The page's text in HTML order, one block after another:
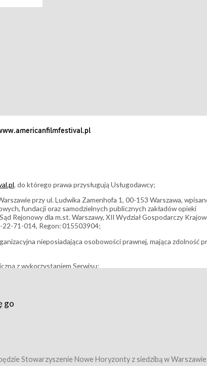
, do którego prawa przysługują Usługodawcy;
przy ul. Ludwika Zamenhofa 1, 00-153 Warszawa,
fundacji oraz samodzielnych publicznych zakładów opieki
Rejonowy dla m.st. Warszawy, XII Wydział Gospodarczy
22-71-014, Regon: 015503904;
nieposiadająca osobowości prawnej, mająca zdolność
z wykorzystaniem Serwisu;
i uprawniające do wzięcia udziału w Wydarzeniu,
i uprawniające do wzięcia udziału w Wydarzeniu,
do uczestnictwa w wielu albo w pojedynczych seansach
go
Stowarzyszenie Nowe Horyzonty z siedzibą w